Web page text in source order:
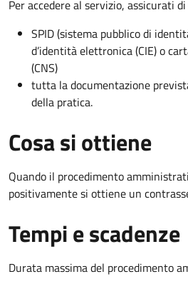
Per accedere al servizio, assicurati
SPID (sistema pubblico di
d’identità elettronica (CIE) o
(CNS)
tutta la documentazione
della pratica.
Cosa si ottiene
Quando il procedimento
positivamente si ottiene un
Tempi e scadenze
Durata massima del procedimento